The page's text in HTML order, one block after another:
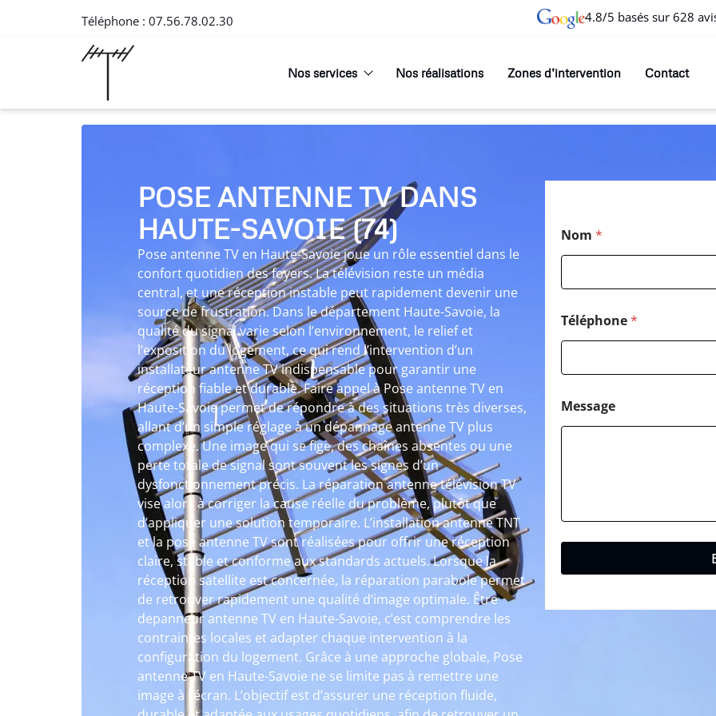
Téléphone : 07.56.78.02.30 4.8/5 basés sur 628
Nos services Nos réalisations Zones d’intervention Contact
POSE ANTENNE TV DANS
HAUTE-SAVOIE (74)
Pose antenne TV en Haute-Savoie joue un rôle essentiel dans le
confort quotidien des foyers. La télévision reste un média
central, et une réception instable peut rapidement devenir une
source de frustration. Dans le département Haute-Savoie, la
qualité du signal varie selon l’environnement, le relief et
l’exposition du logement, ce qui rend l’intervention d’un
installateur antenne TV indispensable pour garantir une
réception fiable et durable. Faire appel à Pose antenne TV en
Haute-Savoie permet de répondre à des situations très diverses,
allant d’un simple réglage à un dépannage antenne TV plus
complexe. Une image qui se fige, des chaînes absentes ou une
perte totale de signal sont souvent les signes d’un
dysfonctionnement précis. La réparation antenne télévision TV
vise alors à corriger la cause réelle du problème, plutôt que
d’appliquer une solution temporaire. L’installation antenne TNT
et la pose antenne TV sont réalisées pour offrir une réception
claire, stable et conforme aux standards actuels. Lorsque la
réception satellite est concernée, la réparation parabole permet
de retrouver rapidement une qualité d’image optimale. Être
depanneur antenne TV en Haute-Savoie, c’est comprendre les
contraintes locales et adapter chaque intervention à la
configuration du logement. Grâce à une approche globale, Pose
antenne TV en Haute-Savoie ne se limite pas à remettre une
image à l’écran. L’objectif est d’assurer une réception fluide,
Nom *
Téléphone*
Message